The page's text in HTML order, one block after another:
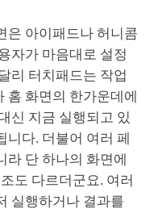
은 아이패드나 허니콤
자가 마음대로 설정
리 터치패드는 작업
홈 화면의 한가운데에
신 지금 실행되고 있
니다. 더불어 여러 페
라 단 하나의 화면에
도 다르더군요. 여러
실행하거나 결과를